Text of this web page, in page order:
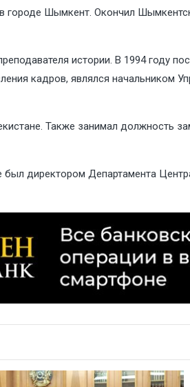
городе Шымкент. Окончил
истории. В 1994 году
кадров, являлся
Также занимал должность
директором Департамента